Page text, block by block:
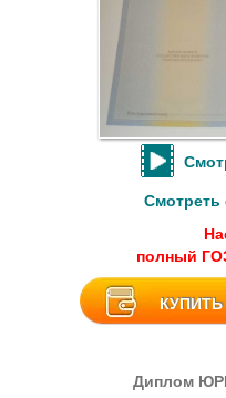
Смотреть
полный
КУПИТЬ
Диплом